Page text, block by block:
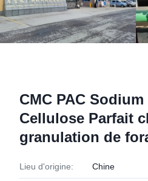
CMC PAC
Cellulose Parfait
granulation de
Lieu d'origine: Chine